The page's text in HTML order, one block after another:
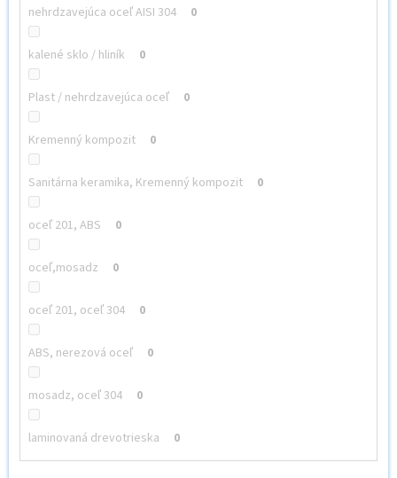
nehrdzavejúca oceľ AISI 304 0
kalené sklo / hliník 0
Plast / nehrdzavejúca oceľ 0
Kremenný kompozit 0
Sanitárna keramika, Kremenný kompozit 0
oceľ 201, ABS 0
oceľ,mosadz 0
oceľ 201, oceľ 304 0
ABS, nerezová oceľ 0
mosadz, oceľ 304 0
laminovaná drevotrieska 0